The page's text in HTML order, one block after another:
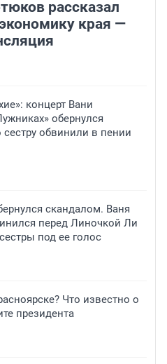
рассказал
края —
концерт Вани
обернулся
обвинили в пении
скандалом. Ваня
перед Линочкой Ли
под ее голос
Что известно о
президента